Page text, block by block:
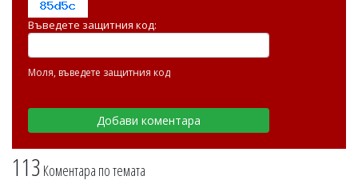
113 Коментара по темата
Въведете защитния код:
Моля, въведете защитния код